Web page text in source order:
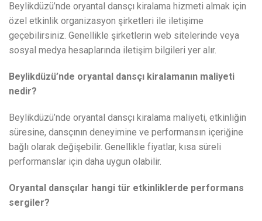
Beylikdüzü’nde oryantal dansçı kiralama hizmeti almak için
özel etkinlik organizasyon şirketleri ile iletişime
geçebilirsiniz. Genellikle şirketlerin web sitelerinde veya
sosyal medya hesaplarında iletişim bilgileri yer alır.
Beylikdüzü’nde oryantal dansçı kiralamanın maliyeti
nedir?
Beylikdüzü’nde oryantal dansçı kiralama maliyeti, etkinliğin
süresine, dansçının deneyimine ve performansın içeriğine
bağlı olarak değişebilir. Genellikle fiyatlar, kısa süreli
performanslar için daha uygun olabilir.
Oryantal dansçılar hangi tür etkinliklerde performans
sergiler?